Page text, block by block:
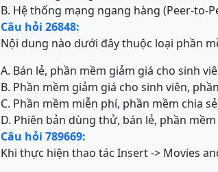
B. Hệ thống mạng ngang hàng (Peer-to-
Câu hỏi 26848:
Nội dung nào dưới đây thuộc loại phần
A. Bán lẻ, phần mềm giảm giá cho sinh
B. Phần mềm giảm giá cho sinh viên,
C. Phần mềm miễn phí, phần mềm chia
D. Phiên bản dùng thử, bán lẻ, phần
Câu hỏi 789669:
Khi thực hiện thao tác Insert -> Movies